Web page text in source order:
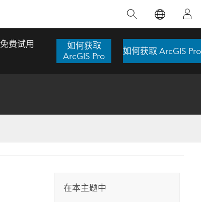
互式地图，探索产品功能，或者直接开始免
动提供了有力支持。
数字孪生体
推荐书籍
免费试用
如何获取
ArcGIS Pro
如何获取 ArcGIS Pro
在本主题中